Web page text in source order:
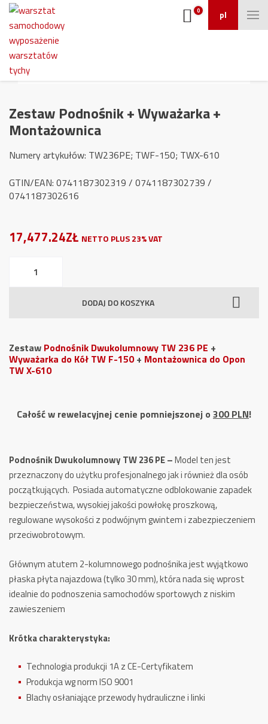
pl
0
Zestaw Podnośnik + Wyważarka +
Montażownica
Numery artykułów: TW236PE; TWF-150; TWX-610
GTIN/EAN: 0741187302319 / 0741187302739 /
0741187302616
17,477.24ZŁ NETTO PLUS 23% VAT
Zestaw
Montażownica
DODAJ DO KOSZYKA
Zestaw Podnośnik Dwukolumnowy TW 236 PE +
Wyważarka do Kół TW F-150+ Montażownica do Opon
TW X-610
Całość w rewelacyjnej cenie pomniejszonej o 300 PLN!
Podnośnik Dwukolumnowy TW 236 PE –Model ten jest
przeznaczony do użytku profesjonalnego jak i również dla osób
początkujących. Posiada automatyczne odblokowanie zapadek
bezpieczeństwa, wysokiej jakości powłokę proszkową,
regulowane wysokości z podwójnym gwintem i zabezpieczeniem
przeciwobrotowym.
Głównym atutem 2-kolumnowego podnośnika jest wyjątkowo
płaska płyta najazdowa (tylko 30 mm), która nada się wprost
idealnie do podnoszenia samochodów sportowych z niskim
zawieszeniem
Krótka charakterystyka:
Technologia produkcji 1A z CE-Certyfikatem
Produkcja wg norm ISO 9001
Blachy osłaniające przewody hydrauliczne i linki